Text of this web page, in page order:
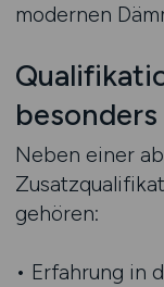
modernen
Neben einer
gehören:
• Erfahrung in